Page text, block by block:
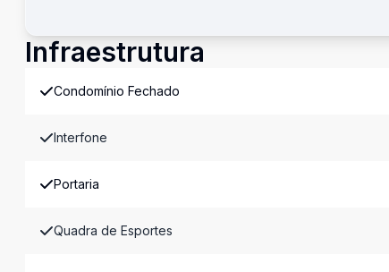
Infraestrutura
Condomínio Fechado
Interfone
Portaria
Quadra de Esportes